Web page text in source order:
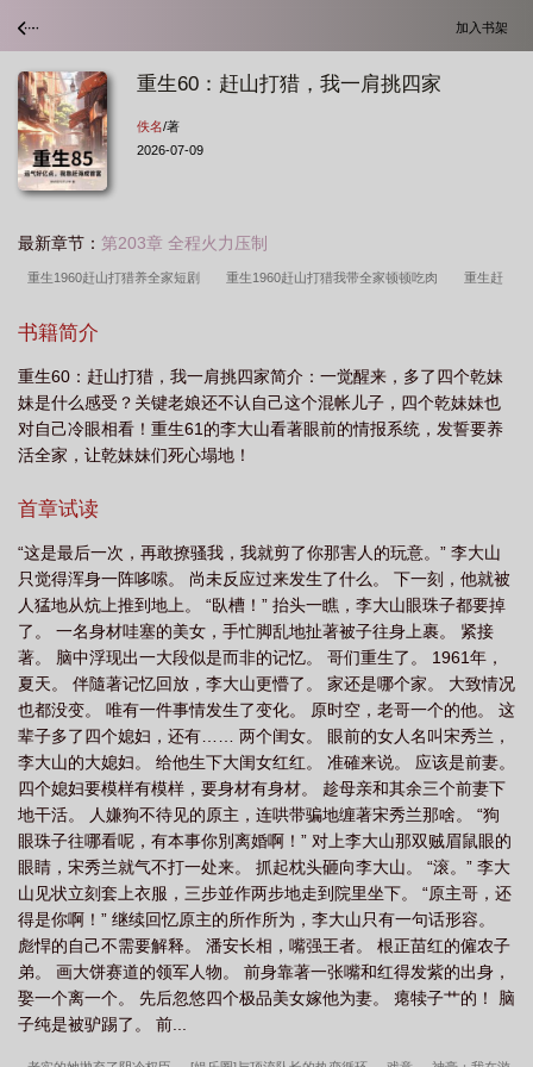
加入书架
重生60：赶山打猎，我一肩挑四家
佚名/著
2026-07-09
最新章节： 第203章 全程火力压制
重生1960赶山打猎养全家短剧 重生1960赶山打猎我带全家顿顿吃肉 重生赶
观 重生1960赶山打猎康健
人 重生60赶山打猎小满短剧 重生60赶山打猎第三季
书籍简介
重生60：赶山打猎，我一肩挑四家简介：一觉醒来，多了四个乾妹
妹是什么感受？关键老娘还不认自己这个混帐儿子，四个乾妹妹也
对自己冷眼相看！重生61的李大山看著眼前的情报系统，发誓要养
活全家，让乾妹妹们死心塌地！
首章试读
“这是最后一次，再敢撩骚我，我就剪了你那害人的玩意。” 李大山
只觉得浑身一阵哆嗦。 尚未反应过来发生了什么。 下一刻，他就被
人猛地从炕上推到地上。 “臥槽！” 抬头一瞧，李大山眼珠子都要掉
了。 一名身材哇塞的美女，手忙脚乱地扯著被子往身上裹。 紧接
著。 脑中浮现出一大段似是而非的记忆。 哥们重生了。 1961年，
夏天。 伴隨著记忆回放，李大山更懵了。 家还是哪个家。 大致情况
也都没变。 唯有一件事情发生了变化。 原时空，老哥一个的他。 这
辈子多了四个媳妇，还有…… 两个闺女。 眼前的女人名叫宋秀兰，
李大山的大媳妇。 给他生下大闺女红红。 准確来说。 应该是前妻。
四个媳妇要模样有模样，要身材有身材。 趁母亲和其余三个前妻下
地干活。 人嫌狗不待见的原主，连哄带骗地缠著宋秀兰那啥。 “狗
眼珠子往哪看呢，有本事你別离婚啊！” 对上李大山那双贼眉鼠眼的
眼睛，宋秀兰就气不打一处来。 抓起枕头砸向李大山。 “滚。” 李大
山见状立刻套上衣服，三步並作两步地走到院里坐下。 “原主哥，还
得是你啊！” 继续回忆原主的所作所为，李大山只有一句话形容。
彪悍的自己不需要解释。 潘安长相，嘴强王者。 根正苗红的僱农子
弟。 画大饼赛道的领军人物。 前身靠著一张嘴和红得发紫的出身，
娶一个离一个。 先后忽悠四个极品美女嫁他为妻。 瘪犊子艹的！ 脑
子纯是被驴踢了。 前...